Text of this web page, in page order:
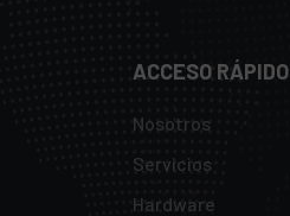
ACCESO RÁPIDO
Nosotros
Servicios
Hardware